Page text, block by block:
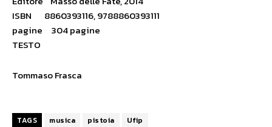
ISBN 8860393116, 9788860393111
pagine 304 pagine
TESTO
Tommaso Frasca
TAGS musica pistoia Ufip